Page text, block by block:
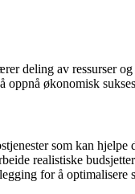
deling av ressurser
oppnå økonomisk
som kan
realistiske
for å optimalisere